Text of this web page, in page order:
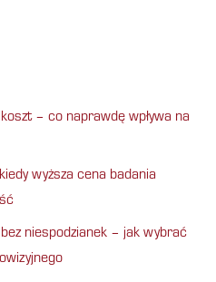
– co naprawdę wpływa na
wyższa cena badania
niespodzianek – jak wybrać